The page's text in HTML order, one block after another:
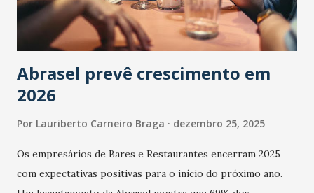
Abrasel prevê crescimento em
2026
Por Lauriberto Carneiro Braga dezembro 25, 2025
Os empresários de Bares e Restaurantes encerram 2025
com expectativas positivas para o início do próximo ano.